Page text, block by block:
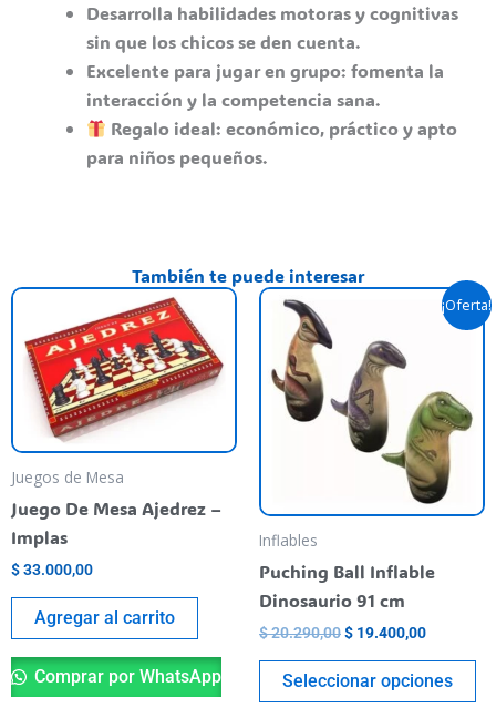
Desarrolla habilidades motoras y cognitivas
sin que los chicos se den cuenta.
Excelente para jugar en grupo: fomenta la
interacción y la competencia sana.
Regalo ideal: económico, práctico y apto
para niños pequeños.
También te puede interesar
Juegos de Mesa
Juego De Mesa Ajedrez –
Implas
$33.000,00
Agregar al carrito
Comprar por WhatsApp
¡Oferta!
Inflables
Puching Ball Inflable
Dinosaurio 91 cm
$20.290,00
original
era:
$ 20.290,00.
$ 19.400,00
precio
actual
Seleccionar opciones
se